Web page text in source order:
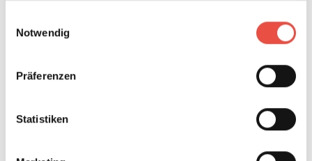
Notwendig
Präferenzen
Statistiken
Tag